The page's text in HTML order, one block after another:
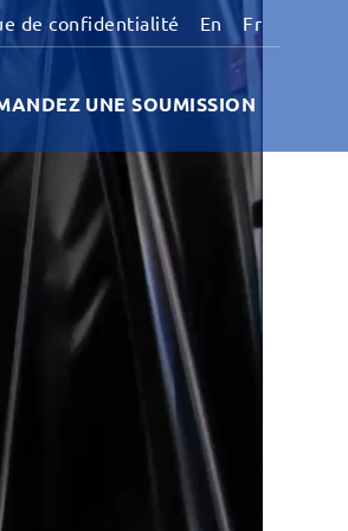
de confidentialité En Fr
UNE SOUMISSION